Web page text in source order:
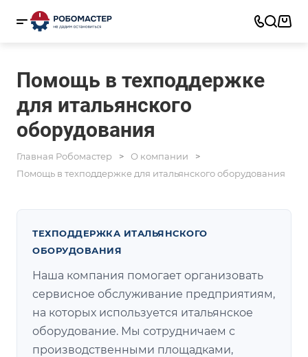
Помощь в техподдержке
для итальянского
оборудования
Главная Робомастер
О компании
Помощь в техподдержке для итальянского оборудования
ТЕХПОДДЕРЖКА ИТАЛЬЯНСКОГО
ОБОРУДОВАНИЯ
Наша компания помогает организовать
сервисное обслуживание предприятиям,
на которых используется итальянское
оборудование. Мы сотрудничаем с
производственными площадками,